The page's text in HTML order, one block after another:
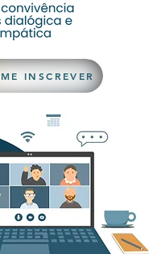
INSCREVER